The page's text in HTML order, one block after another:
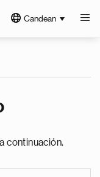
Candean
continuación.